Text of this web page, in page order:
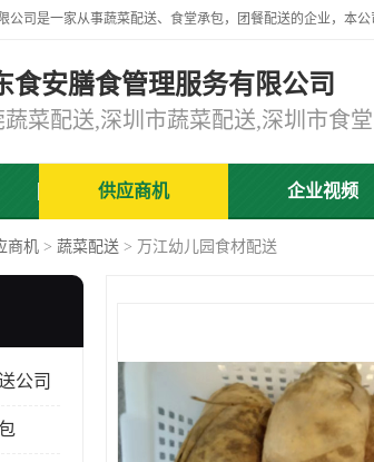
食安膳食管理服务有限公司
供应商机 企业视频
商机 > 蔬菜配送 > 万江幼儿园食材配送
公司